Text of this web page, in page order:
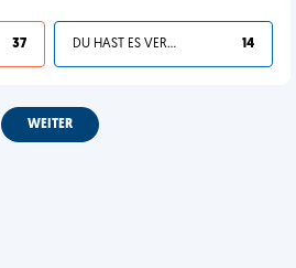
37 DU HAST ES VERDIENT 14
WEITER